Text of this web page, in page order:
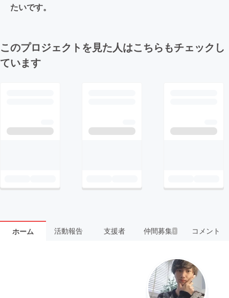
たいです。
このプロジェクトを見た人はこちらもチェックし
ています
ホーム 活動報告 支援者 仲間募集 1 コメント